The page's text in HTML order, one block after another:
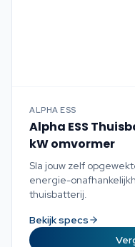
ALPHA ESS
Alpha ESS
kW omvormer
Sla jouw zelf
energie-
thuisbatterij.
Bekijk specs